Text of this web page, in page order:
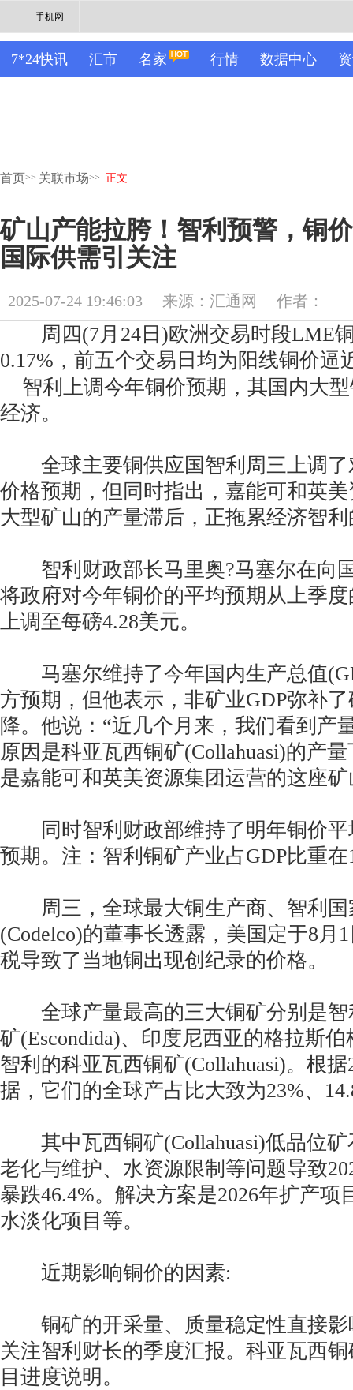
手机网
7*24快讯 汇市 名家 行情 数据中心
首页>> 关联市场>> 正文
矿山产能拉胯！智利预警，铜
国际供需引关注
2025-07-24 19:46:03 来源：汇通网 作者：
周四(7月24日)欧洲交易时段LME
0.17%，前五个交易日均为阳线铜价逼
智利上调今年铜价预期，其国内大
经济。
全球主要铜供应国智利周三上调了
价格预期，但同时指出，嘉能可和英
大型矿山的产量滞后，正拖累经济智
智利财政部长马里奥?马塞尔在向
将政府对今年铜价的平均预期从上季
上调至每磅4.28美元。
马塞尔维持了今年国内生产总值
方预期，但他表示，非矿业GDP弥补
降。他说：“近几个月来，我们看到产
原因是科亚瓦西铜矿(Collahuasi)的产
是嘉能可和英美资源集团运营的这座
同时智利财政部维持了明年铜价平
预期。注：智利铜矿产业占GDP比重在
周三，全球最大铜生产商、智利国
(Codelco)的董事长透露，美国定于8月
税导致了当地铜出现创纪录的价格。
全球产量最高的三大铜矿分别是智
矿(Escondida)、印度尼西亚的格拉斯伯
智利的科亚瓦西铜矿(Collahuasi)。根
据，它们的全球产占比大致为23%、
其中瓦西铜矿(Collahuasi)低品位矿
老化与维护、水资源限制等问题导致
暴跌46.4%。解决方案是2026年扩产项
水淡化项目等。
近期影响铜价的因素:
铜矿的开采量、质量稳定性直接影
关注智利财长的季度汇报。科亚瓦西铜
目进度说明。